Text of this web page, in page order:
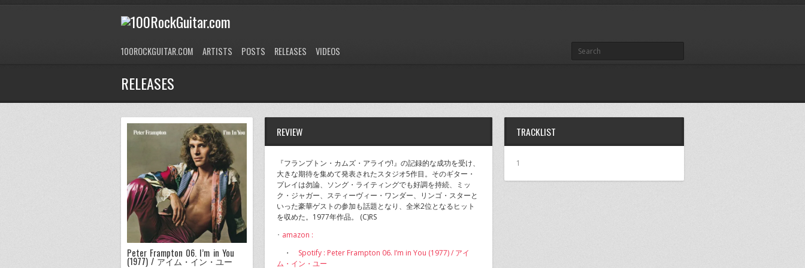
100ROCKGUITAR.COM ARTISTS POSTS RELEASES VIDEOS
RELEASES
Peter Frampton 06. I’m in You
(1977) / アイム・イン・ユー
REVIEW
『フランプトン・カムズ・アライヴ!』の記録的な成功を受け、
大きな期待を集めて発表されたスタジオ5作目。そのギター・
プレイは勿論、ソング・ライティングでも好調を持続、ミッ
ク・ジャガー、スティーヴィー・ワンダー、リンゴ・スターと
いった豪華ゲストの参加も話題となり、全米2位となるヒット
を収めた。1977年作品。 (C)RS
･ amazon :
・ Spotify : Peter Frampton 06. I’m in You (1977) / アイ
ム・イン・ユー
TRACKLIST
1